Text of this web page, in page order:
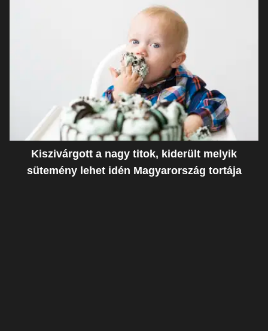
Kiszivárgott a nagy titok, kiderült melyik
sütemény lehet idén Magyarország tortája